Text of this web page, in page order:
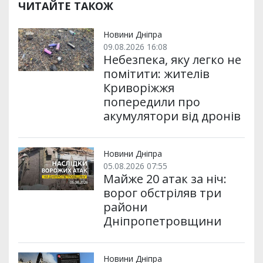
р
и
и
b
o
k
t
e
l
m p
ЧИТАЙТЕ ТАКОЖ
Новини Дніпра
09.08.2026 16:08
Небезпека, яку легко не
помітити: жителів
Криворіжжя
попередили про
акумулятори від дронів
Новини Дніпра
05.08.2026 07:55
Майже 20 атак за ніч:
ворог обстріляв три
райони
Дніпропетровщини
Новини Дніпра